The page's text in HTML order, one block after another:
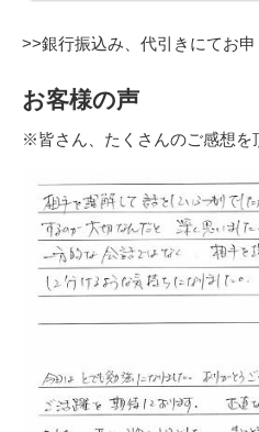
>>銀行振込み、代引きにてお
お客様の声
※皆さん、たくさんのご感想を